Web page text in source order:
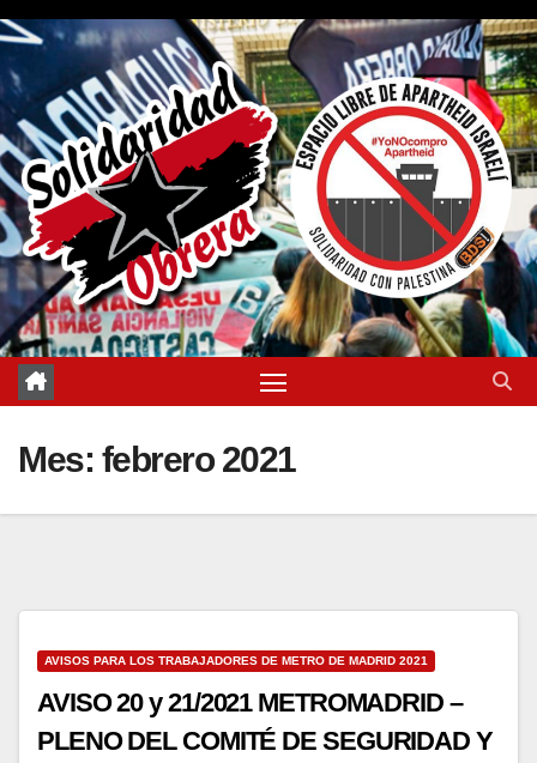
Saltar
contenido
Mes: febrero 2021
AVISOS PARA LOS TRABAJADORES DE METRO DE MADRID 2021
AVISO 20 y 21/2021 METROMADRID –
PLENO DEL COMITÉ DE SEGURIDAD Y